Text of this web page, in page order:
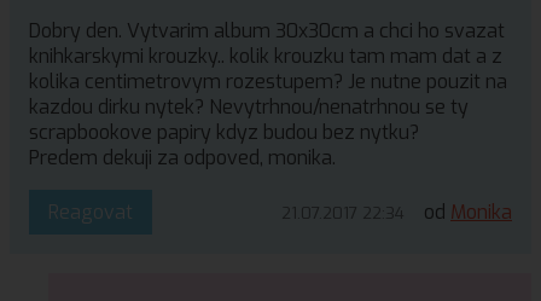
Dobry den. Vytvarim album 30x30cm a chci ho svazat
knihkarskymi krouzky.. kolik krouzku tam mam dat a z
kolika centimetrovym rozestupem? Je nutne pouzit na
kazdou dirku nytek? Nevytrhnou/nenatrhnou se ty
scrapbookove papiry kdyz budou bez nytku?
Predem dekuji za odpoved, monika.
Reagovat 21.07.2017 22:34 od Monika